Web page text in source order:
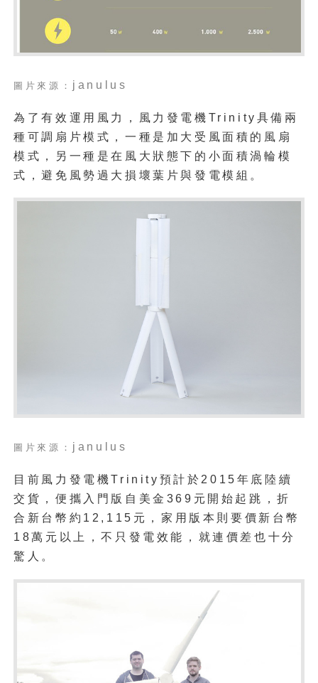
圖片來源： janulus
為了有效運用風力，風力發電機Trinity具備兩
種可調扇片模式，一種是加大受風面積的風扇
模式，另一種是在風大狀態下的小面積渦輪模
式，避免風勢過大損壞葉片與發電模組。
圖片來源： janulus
目前風力發電機Trinity預計於2015年底陸續
交貨，便攜入門版自美金369元開始起跳，折
合新台幣約12,115元，家用版本則要價新台幣
18萬元以上，不只發電效能，就連價差也十分
驚人。